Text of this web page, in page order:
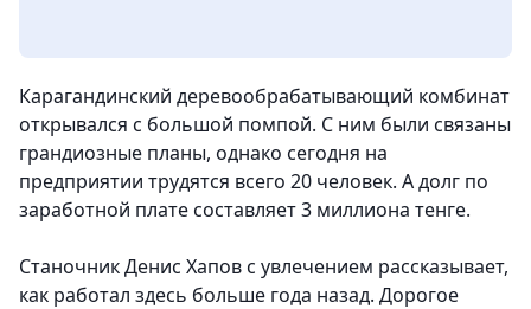
Карагандинский деревообрабатывающий комбинат
открывался с большой помпой. С ним были связаны
грандиозные планы, однако сегодня на
предприятии трудятся всего 20 человек. А долг по
заработной плате составляет 3 миллиона тенге.
Станочник Денис Хапов с увлечением рассказывает,
как работал здесь больше года назад. Дорогое